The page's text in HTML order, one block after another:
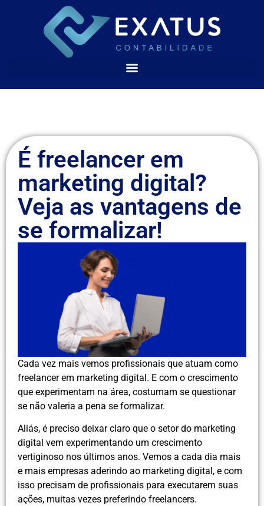
É freelancer em
marketing digital?
Veja as vantagens de
se formalizar!
Cada vez mais vemos profissionais que atuam como
freelancer em marketing digital. E com o crescimento
que experimentam na área, costumam se questionar
se não valeria a pena se formalizar.
Aliás, é preciso deixar claro que o setor do marketing
digital vem experimentando um crescimento
vertiginoso nos últimos anos. Vemos a cada dia mais
e mais empresas aderindo ao marketing digital, e com
isso precisam de profissionais para executarem suas
ações, muitas vezes preferindo freelancers.